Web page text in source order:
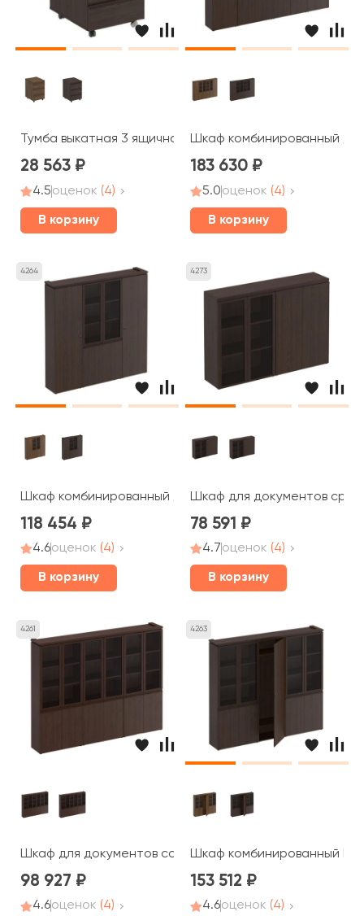
Тумба выкатная 3 ящичная с центральным замком МК
28 563
4.5оценок (4)
В корзину
Шкаф комбинированный
183 630
5.0оценок (4)
В корзину
4264
Шкаф комбинированный для документов узкий со
118 454
4.6оценок (4)
В корзину
4273
Шкаф для документов
78 591
4.7оценок (4)
В корзину
4261
Шкаф для документов со стеклянными дверями МК 378
98 927
4.6оценок (4)
4263
Шкаф комбинированный МК
153 512
4.6оценок (4)